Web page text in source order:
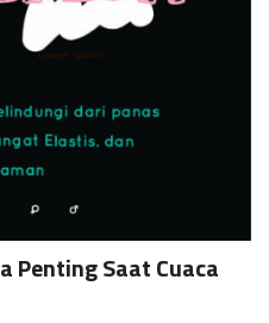
Penting Saat Cuaca